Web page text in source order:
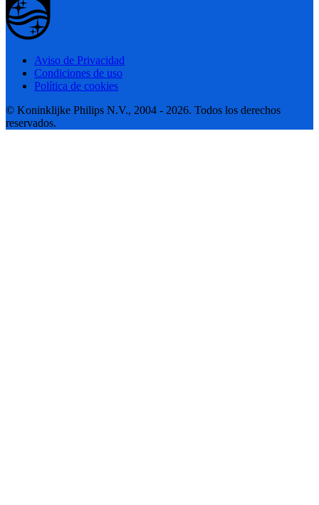
Aviso de Privacidad
Condiciones de uso
Política de cookies
© Koninklijke Philips N.V., 2004 - 2026. Todos los derechos
reservados.